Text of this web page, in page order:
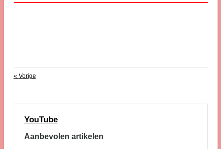
« Vorige
YouTube
Aanbevolen artikelen